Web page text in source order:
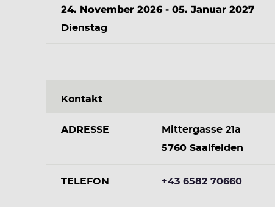
24. November 2026 - 05. Januar 2027
Dienstag
Kontakt
ADRESSE
Mittergasse 21a
5760 Saalfelden
TELEFON +43 6582 70660